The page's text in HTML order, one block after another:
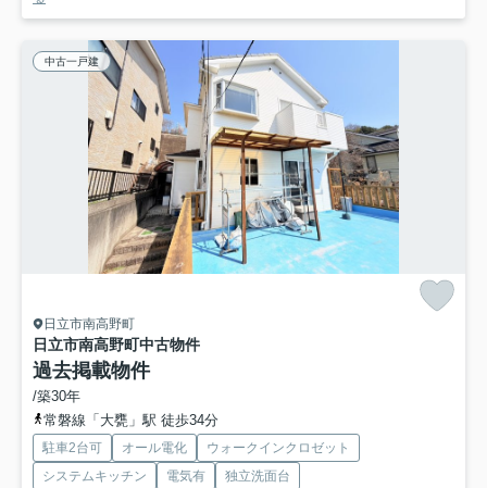
中古一戸建
日立市南高野町
日立市南高野町中古物件
過去掲載物件
/築30年
常磐線「大甕」駅 徒歩34分
駐車2台可 オール電化
ウォークインクロゼット
システムキッチン
電気有 独立洗面台